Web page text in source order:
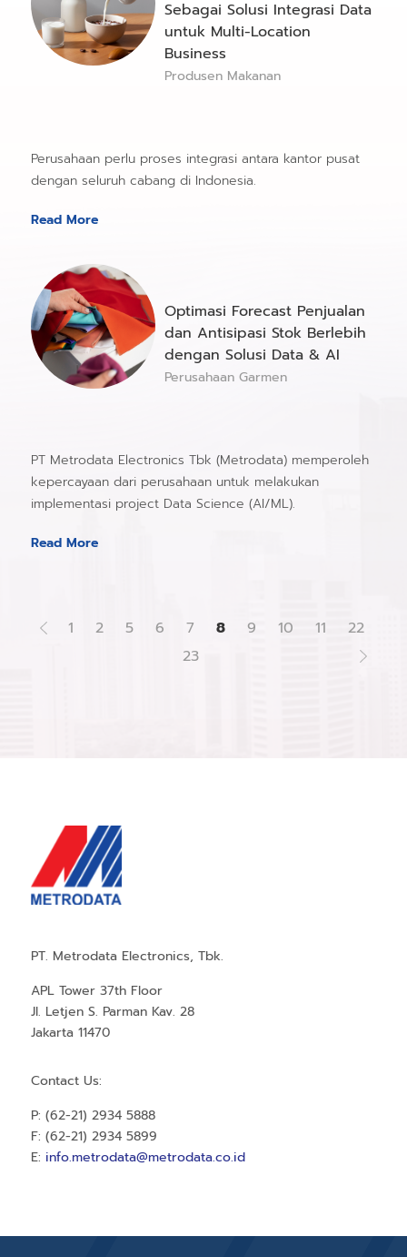
Sebagai Solusi Integrasi Data
untuk Multi-Location
Business
Produsen Makanan
Perusahaan perlu proses integrasi antara kantor pusat
dengan seluruh cabang di Indonesia.
Read More
Optimasi Forecast Penjualan
dan Antisipasi Stok Berlebih
dengan Solusi Data & AI
Perusahaan Garmen
PT Metrodata Electronics Tbk (Metrodata) memperoleh
kepercayaan dari perusahaan untuk melakukan
implementasi project Data Science (AI/ML).
Read More
1 2 5 6 7 8 9 10 11
22
23
PT. Metrodata Electronics, Tbk.
APL Tower 37th Floor
Jl. Letjen S. Parman Kav. 28
Jakarta 11470
Contact Us:
P: (62-21) 2934 5888
F: (62-21) 2934 5899
E: info.metrodata@metrodata.co.id